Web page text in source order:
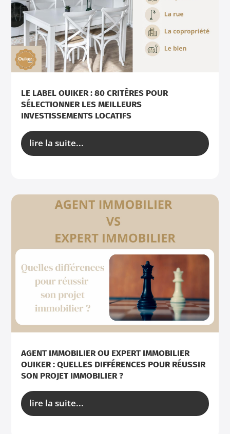
LE LABEL OUIKER : 80 CRITÈRES POUR
SÉLECTIONNER LES MEILLEURS
INVESTISSEMENTS LOCATIFS
lire la suite...
AGENT IMMOBILIER OU EXPERT IMMOBILIER
OUIKER : QUELLES DIFFÉRENCES POUR RÉUSSIR
SON PROJET IMMOBILIER ?
lire la suite...